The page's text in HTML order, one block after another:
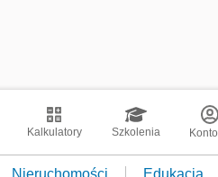
Kalkulatory Szkolenia Konto
Nieruchomości Edukacja